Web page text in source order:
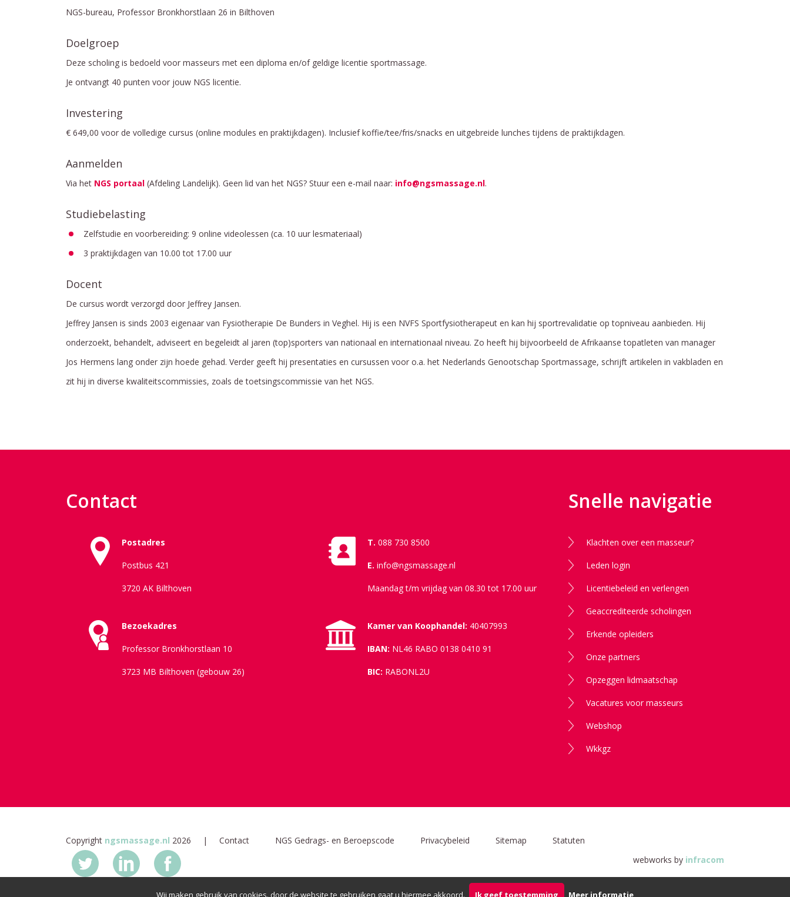
Wij maken gebruik van cookies. door de website te gebruiken gaat u hiermee akkoord. Ik geef toestemming Meer informatie
NGS-bureau, Professor Bronkhorstlaan 26 in Bilthoven
Doelgroep
Deze scholing is bedoeld voor masseurs met een diploma en/of geldige licentie sportmassage.
Je ontvangt 40 punten voor jouw NGS licentie.
Investering
€ 649,00 voor de volledige cursus (online modules en praktijkdagen). Inclusief koffie/tee/fris/snacks en uitgebreide lunches tijdens de praktijkdagen.
Aanmelden
Via het NGS portaal (Afdeling Landelijk). Geen lid van het NGS? Stuur een e-mail naar: info@ngsmassage.nl.
Studiebelasting
Zelfstudie en voorbereiding: 9 online videolessen (ca. 10 uur lesmateriaal)
3 praktijkdagen van 10.00 tot 17.00 uur
Docent
De cursus wordt verzorgd door Jeffrey Jansen.
Jeffrey Jansen is sinds 2003 eigenaar van Fysiotherapie De Bunders in Veghel. Hij is een NVFS Sportfysiotherapeut en kan hij sportrevalidatie op topniveau aanbieden. Hij
onderzoekt, behandelt, adviseert en begeleidt al jaren (top)sporters van nationaal en internationaal niveau. Zo heeft hij bijvoorbeeld de Afrikaanse topatleten van manager
Jos Hermens lang onder zijn hoede gehad. Verder geeft hij presentaties en cursussen voor o.a. het Nederlands Genootschap Sportmassage, schrijft artikelen in vakbladen en
zit hij in diverse kwaliteitscommissies, zoals de toetsingscommissie van het NGS.
Contact
Postadres
Postbus 421
3720 AK Bilthoven
Bezoekadres
Professor Bronkhorstlaan 10
3723 MB Bilthoven (gebouw 26)
T. 088 730 8500
E. info@ngsmassage.nl
Maandag t/m vrijdag van 08.30 tot 17.00 uur
Kamer van Koophandel: 40407993
IBAN: NL46 RABO 0138 0410 91
BIC: RABONL2U
Snelle navigatie
Klachten over een masseur?
Leden login
Licentiebeleid en verlengen
Geaccrediteerde scholingen
Erkende opleiders
Onze partners
Opzeggen lidmaatschap
Vacatures voor masseurs
Webshop
Wkkgz
Copyright ngsmassage.nl 2026 Contact NGS Gedrags- en Beroepscode Privacybeleid Sitemap
Statuten
webworks by infracom